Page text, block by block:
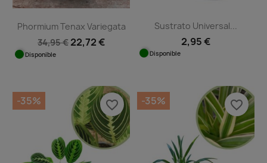
Phormium Tenax Variegata
34,95 € 22,72 €
Disponible
Sustrato Universal...
2,95 €
Disponible
-35% favorite_border -35% favorite_border